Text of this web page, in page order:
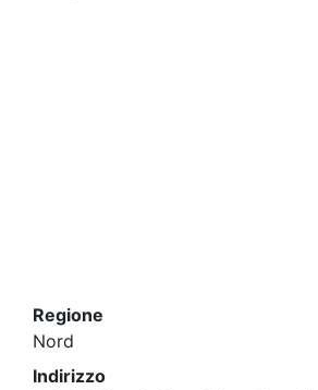
Regione
Nord
Indirizzo